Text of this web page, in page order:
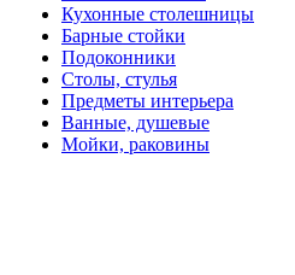
Кухонные столешницы
Барные стойки
Подоконники
Столы, стулья
Предметы интерьера
Ванные, душевые
Мойки, раковины